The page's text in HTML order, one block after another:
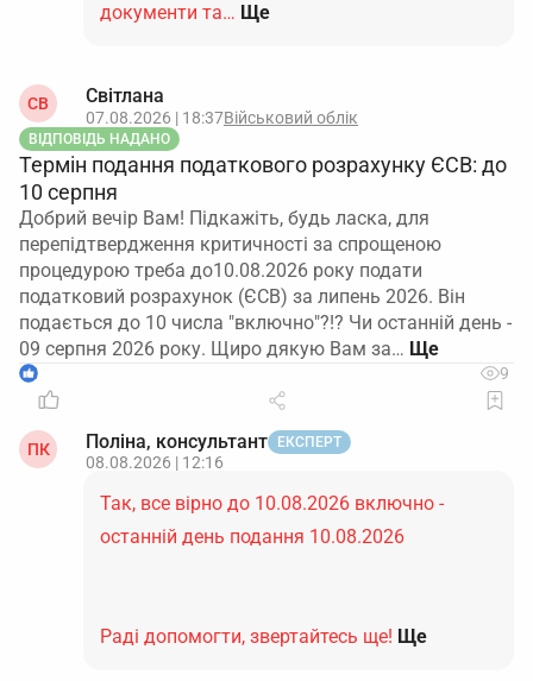
документи та… Ще
СВ Світлана
07.08.2026 | 18:37Військовий облік
ВІДПОВІДЬ НАДАНО
Термін подання податкового розрахунку ЄСВ: до
10 серпня
Добрий вечір Вам! Підкажіть, будь ласка, для
перепідтвердження критичності за спрощеною
процедурою треба до10.08.2026 року подати
податковий розрахунок (ЄСВ) за липень 2026. Він
подається до 10 числа "включно"?!? Чи останній день -
09 серпня 2026 року. Щиро дякую Вам за…
1 9
ПК Поліна, консультант ЕКСПЕРТ
08.08.2026 | 12:16
Так, все вірно до 10.08.2026 включно -
останній день подання 10.08.2026
Раді допомогти, звертайтесь ще! Ще